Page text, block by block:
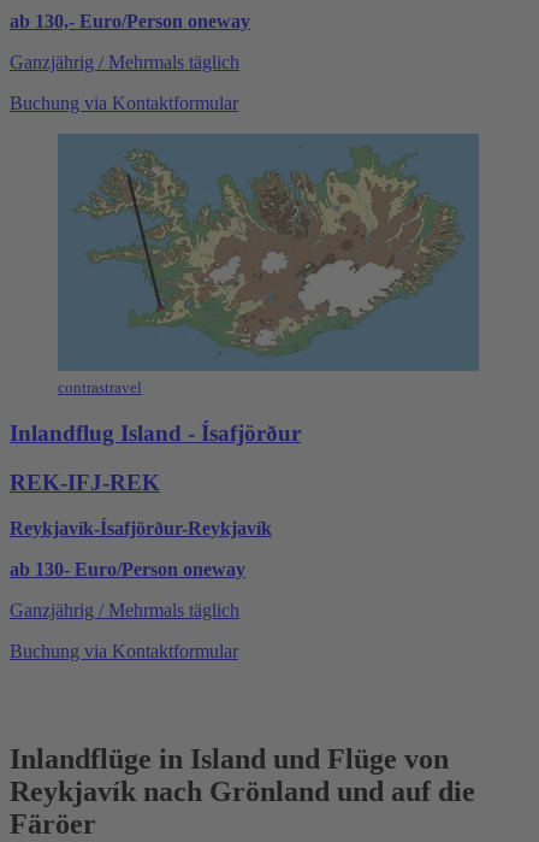
ab 130,- Euro/Person oneway
Ganzjährig / Mehrmals täglich
Buchung via Kontaktformular
contrastravel
Inlandflug Island - Ísafjörður
REK-IFJ-REK
Reykjavík-Ísafjörður-Reykjavík
ab 130- Euro/Person oneway
Ganzjährig / Mehrmals täglich
Buchung via Kontaktformular
Inlandflüge in Island und Flüge von
Reykjavík nach Grönland und auf die
Färöer